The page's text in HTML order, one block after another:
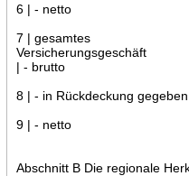
6 | - netto
7 | gesamtes
Versicherungsgeschäft
| - brutto
8 | - in Rückdeckung gegeben
9 | - netto
Abschnitt B Die regionale